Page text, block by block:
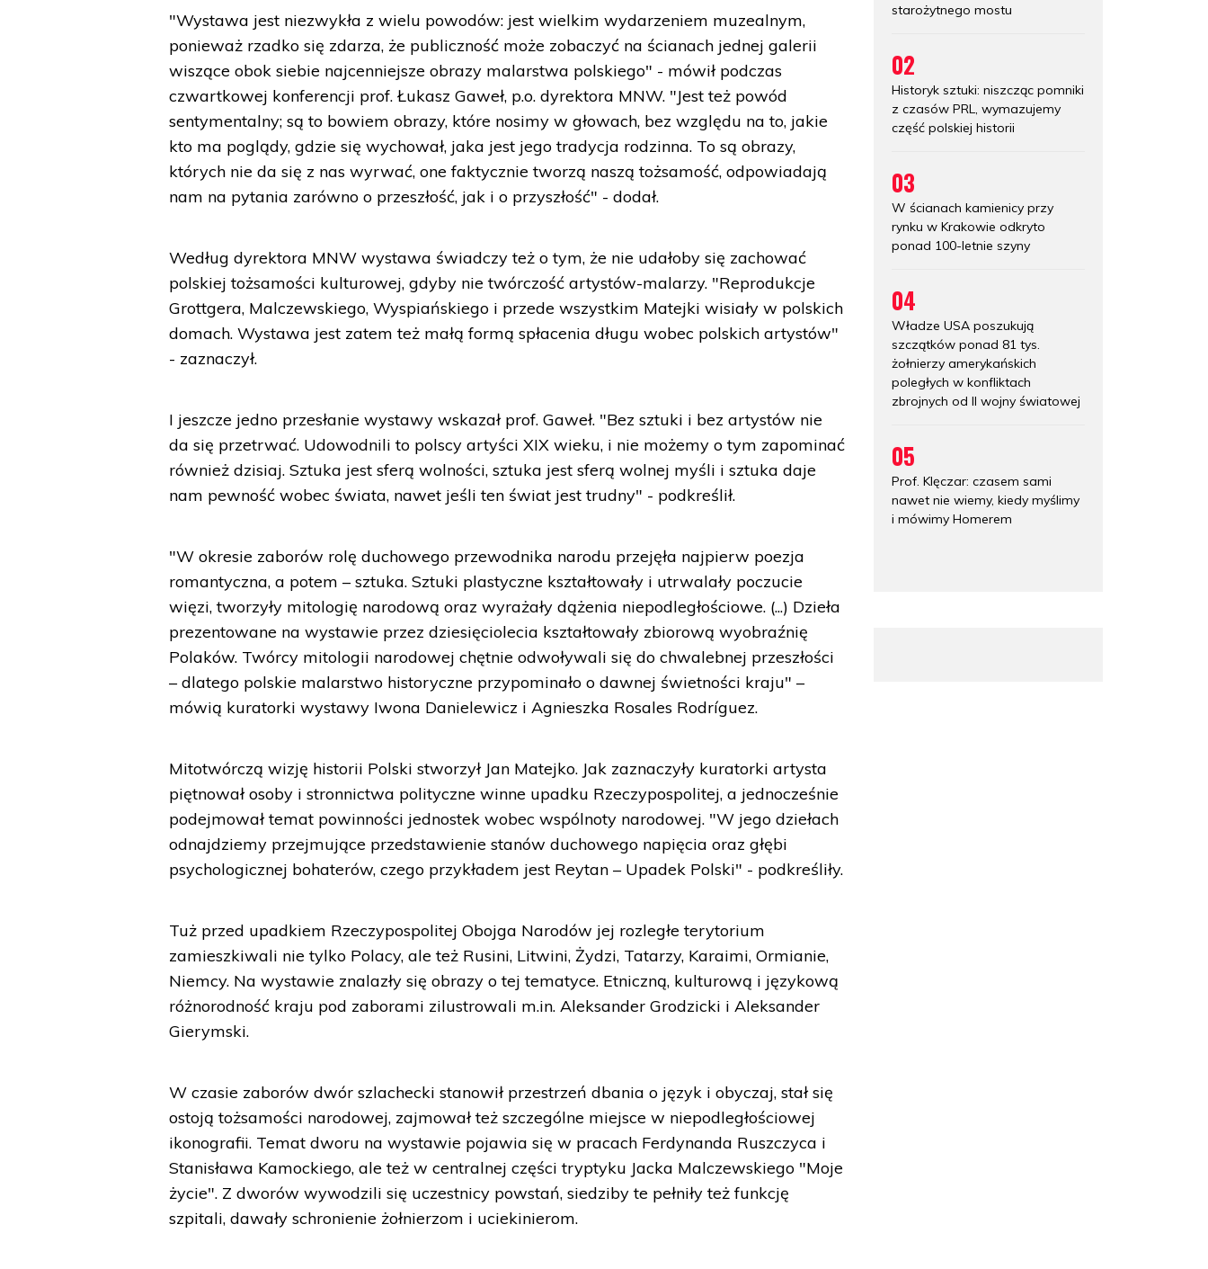
"Wystawa jest niezwykła z wielu powodów: jest wielkim wydarzeniem muzealnym,
ponieważ rzadko się zdarza, że publiczność może zobaczyć na ścianach jednej galerii
wiszące obok siebie najcenniejsze obrazy malarstwa polskiego" - mówił podczas
czwartkowej konferencji prof. Łukasz Gaweł, p.o. dyrektora MNW. "Jest też powód
sentymentalny; są to bowiem obrazy, które nosimy w głowach, bez względu na to, jakie
kto ma poglądy, gdzie się wychował, jaka jest jego tradycja rodzinna. To są obrazy,
których nie da się z nas wyrwać, one faktycznie tworzą naszą tożsamość, odpowiadają
nam na pytania zarówno o przeszłość, jak i o przyszłość" - dodał.
Według dyrektora MNW wystawa świadczy też o tym, że nie udałoby się zachować
polskiej tożsamości kulturowej, gdyby nie twórczość artystów-malarzy. "Reprodukcje
Grottgera, Malczewskiego, Wyspiańskiego i przede wszystkim Matejki wisiały w polskich
domach. Wystawa jest zatem też małą formą spłacenia długu wobec polskich artystów"
- zaznaczył.
I jeszcze jedno przesłanie wystawy wskazał prof. Gaweł. "Bez sztuki i bez artystów nie
da się przetrwać. Udowodnili to polscy artyści XIX wieku, i nie możemy o tym zapominać
również dzisiaj. Sztuka jest sferą wolności, sztuka jest sferą wolnej myśli i sztuka daje
nam pewność wobec świata, nawet jeśli ten świat jest trudny" - podkreślił.
"W okresie zaborów rolę duchowego przewodnika narodu przejęła najpierw poezja
romantyczna, a potem – sztuka. Sztuki plastyczne kształtowały i utrwalały poczucie
więzi, tworzyły mitologię narodową oraz wyrażały dążenia niepodległościowe. (...) Dzieła
prezentowane na wystawie przez dziesięciolecia kształtowały zbiorową wyobraźnię
Polaków. Twórcy mitologii narodowej chętnie odwoływali się do chwalebnej przeszłości
– dlatego polskie malarstwo historyczne przypominało o dawnej świetności kraju" –
mówią kuratorki wystawy Iwona Danielewicz i Agnieszka Rosales Rodríguez.
Mitotwórczą wizję historii Polski stworzył Jan Matejko. Jak zaznaczyły kuratorki artysta
piętnował osoby i stronnictwa polityczne winne upadku Rzeczypospolitej, a jednocześnie
podejmował temat powinności jednostek wobec wspólnoty narodowej. "W jego dziełach
odnajdziemy przejmujące przedstawienie stanów duchowego napięcia oraz głębi
psychologicznej bohaterów, czego przykładem jest Reytan – Upadek Polski" - podkreśliły.
Tuż przed upadkiem Rzeczypospolitej Obojga Narodów jej rozległe terytorium
zamieszkiwali nie tylko Polacy, ale też Rusini, Litwini, Żydzi, Tatarzy, Karaimi, Ormianie,
Niemcy. Na wystawie znalazły się obrazy o tej tematyce. Etniczną, kulturową i językową
różnorodność kraju pod zaborami zilustrowali m.in. Aleksander Grodzicki i Aleksander
Gierymski.
W czasie zaborów dwór szlachecki stanowił przestrzeń dbania o język i obyczaj, stał się
ostoją tożsamości narodowej, zajmował też szczególne miejsce w niepodległościowej
ikonografii. Temat dworu na wystawie pojawia się w pracach Ferdynanda Ruszczyca i
Stanisława Kamockiego, ale też w centralnej części tryptyku Jacka Malczewskiego "Moje
życie". Z dworów wywodzili się uczestnicy powstań, siedziby te pełniły też funkcję
szpitali, dawały schronienie żołnierzom i uciekinierom.
starożytnego mostu
02
Historyk sztuki: niszcząc pomniki
z czasów PRL, wymazujemy
część polskiej historii
03
W ścianach kamienicy przy
rynku w Krakowie odkryto
ponad 100-letnie szyny
04
Władze USA poszukują
szczątków ponad 81 tys.
żołnierzy amerykańskich
poległych w konfliktach
zbrojnych od II wojny światowej
05
Prof. Klęczar: czasem sami
nawet nie wiemy, kiedy myślimy
i mówimy Homerem